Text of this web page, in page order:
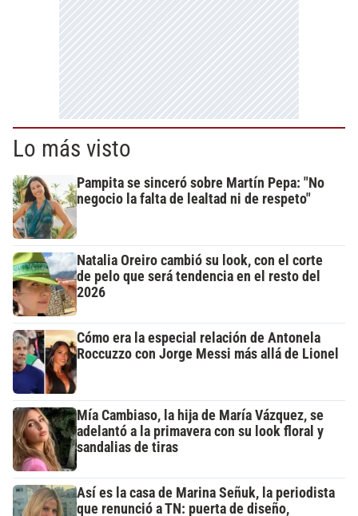
Lo más visto
Pampita se sinceró sobre Martín Pepa: "No
negocio la falta de lealtad ni de respeto"
Natalia Oreiro cambió su look, con el corte
de pelo que será tendencia en el resto del
2026
Cómo era la especial relación de Antonela
Roccuzzo con Jorge Messi más allá de Lionel
Mía Cambiaso, la hija de María Vázquez, se
adelantó a la primavera con su look floral y
sandalias de tiras
Así es la casa de Marina Señuk, la periodista
que renunció a TN: puerta de diseño,